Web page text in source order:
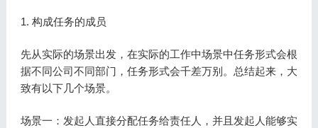
1. 构成任务的成员
先从实际的场景出发，在实际的工作中场景中任务形式会根
据不同公司不同部门，任务形式会千差万别。总结起来，大
致有以下几个场景。
场景一：发起人直接分配任务给责任人，并且发起人能够实